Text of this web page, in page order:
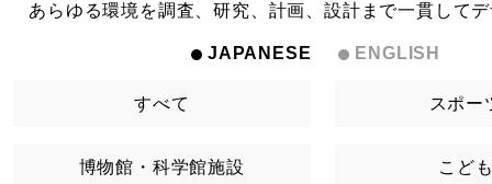
あらゆる環境を調査、研究、計画、設計まで一貫して
JAPANESE ENGLISH
すべて スポー
博物館・科学館施設 こど